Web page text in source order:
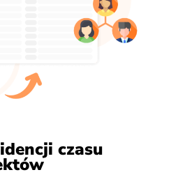
czasu